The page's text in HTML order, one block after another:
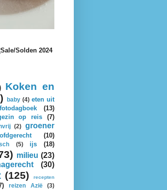
Koken en
baby (4) eten uit
fotodagboek
(13)
op reis
(7)
(2)
groener
(10)
(5) ijs (18)
milieu (23)
(30)
(125)
recepten
reizen Azië (3)